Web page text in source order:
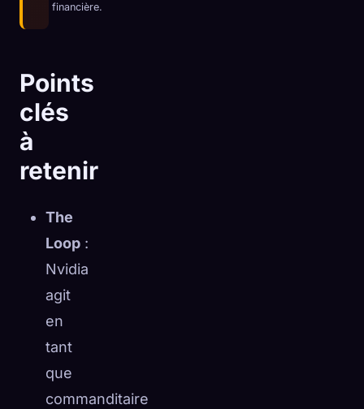
financière.
Points
clés
à
retenir
The
Loop :
Nvidia
agit
en
tant
que
commanditaire